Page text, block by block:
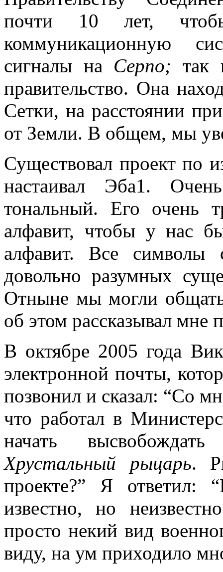
почти 10 лет,
коммуникационную
сигналы на Серпо; так
правительство. Она
Сетки, на расстоянии
от Земли. В общем, мы
Существовал проект по
настаивал Эба1.
тональный. Его очень
алфавит, чтобы у нас
алфавит. Все символы
довольно разумных
Отныне мы могли
об этом рассказывал мне
В октябре 2005 года
электронной почты,
позвонил и сказал: “Со
что работал в
начать
Хрустальный рыцарь.
проекте?” Я ответил:
известно, но
просто некий вид
виду, на ум приходило